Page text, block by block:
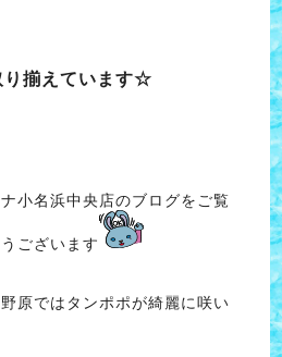
揃えています☆
小名浜中央店のブログをご覧
ございます
原ではタンポポが綺麗に咲い